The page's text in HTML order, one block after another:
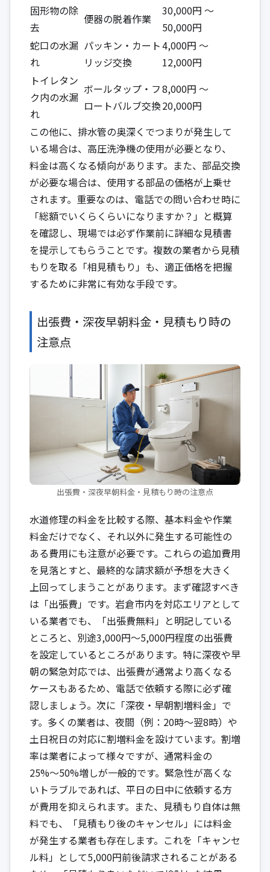
固形物の除
去
便器の脱着作業
30,000円 ～
50,000円
蛇口の水漏
れ
パッキン・カート
リッジ交換
4,000円 ～
12,000円
トイレタン
ク内の水漏
れ
ボールタップ・フ
ロートバルブ交換
8,000円 ～
20,000円
この他に、排水管の奥深くでつまりが発生して
いる場合は、高圧洗浄機の使用が必要となり、
料金は高くなる傾向があります。また、部品交換
が必要な場合は、使用する部品の価格が上乗せ
されます。重要なのは、電話での問い合わせ時に
「総額でいくらくらいになりますか？」と概算
を確認し、現場では必ず作業前に詳細な見積書
を提示してもらうことです。複数の業者から見積
もりを取る「相見積もり」も、適正価格を把握
するために非常に有効な手段です。
出張費・深夜早朝料金・見積もり時の
注意点
出張費・深夜早朝料金・見積もり時の注意点
水道修理の料金を比較する際、基本料金や作業
料金だけでなく、それ以外に発生する可能性の
ある費用にも注意が必要です。これらの追加費用
を見落とすと、最終的な請求額が予想を大きく
上回ってしまうことがあります。まず確認すべき
は「出張費」です。岩倉市内を対応エリアとして
いる業者でも、「出張費無料」と明記している
ところと、別途3,000円〜5,000円程度の出張費
を設定しているところがあります。特に深夜や早
朝の緊急対応では、出張費が通常より高くなる
ケースもあるため、電話で依頼する際に必ず確
認しましょう。次に「深夜・早朝割増料金」で
す。多くの業者は、夜間（例：20時〜翌8時）や
土日祝日の対応に割増料金を設けています。割増
率は業者によって様々ですが、通常料金の
25%〜50%増しが一般的です。緊急性が高くな
いトラブルであれば、平日の日中に依頼する方
が費用を抑えられます。また、見積もり自体は無
料でも、「見積もり後のキャンセル」には料金
が発生する業者も存在します。これを「キャンセ
ル料」として5,000円前後請求されることがある